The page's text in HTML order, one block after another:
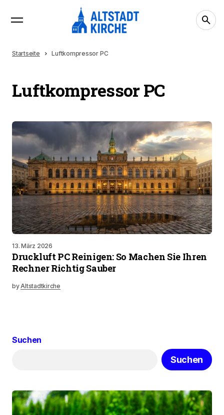
Startseite Luftkompressor PC
Luftkompressor PC
13. März 2026
Druckluft PC Reinigen: So Machen Sie Ihren
Rechner Richtig Sauber
byAltstadtkirche
Suchen
Suchen